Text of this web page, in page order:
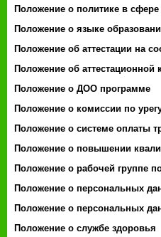
Положение о политике в
Положение о языке
Положение об аттестации на
Положение об
Положение о ДОО программе
Положение о комиссии по
Положение о системе оплаты
Положение о повышении
Положение о рабочей группе
Положение о персональных
Положение о персональных
Положение о службе здоровья